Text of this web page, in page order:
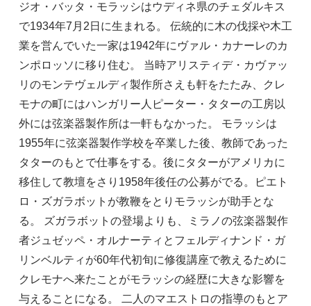
ジオ・バッタ・モラッシはウディネ県のチェダルキス
で1934年7月2日に生まれる。 伝統的に木の伐採や木工
業を営んでいた一家は1942年にヴァル・カナーレのカ
ンポロッソに移り住む。 当時アリスティデ・カヴァッ
リのモンテヴェルディ製作所さえも軒をたたみ、クレ
モナの町にはハンガリー人ピーター・タターの工房以
外には弦楽器製作所は一軒もなかった。 モラッシは
1955年に弦楽器製作学校を卒業した後、教師であった
タターのもとで仕事をする。後にタターがアメリカに
移住して教壇をさり1958年後任の公募がでる。ピエト
ロ・ズガラボットが教鞭をとりモラッシが助手とな
る。 ズガラボットの登場よりも、ミラノの弦楽器製作
者ジュゼッペ・オルナーティとフェルディナンド・ガ
リンベルティが60年代初旬に修復講座で教えるために
クレモナへ来たことがモラッシの経歴に大きな影響を
与えることになる。 二人のマエストロの指導のもとア